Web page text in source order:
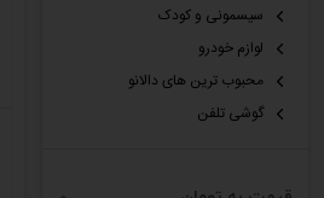
سیسمونی و کودک
لوازم خودرو
محبوب ترین های دالانو
گوشی تلفن